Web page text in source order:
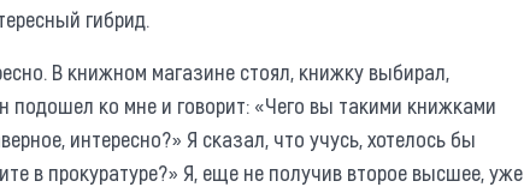
гибрид.
В книжном магазине стоял, книжку выбирал,
подошел ко мне и говорит: «Чего вы такими книжками
интересно?» Я сказал, что учусь, хотелось бы
в прокуратуре?» Я, еще не получив второе высшее, уже